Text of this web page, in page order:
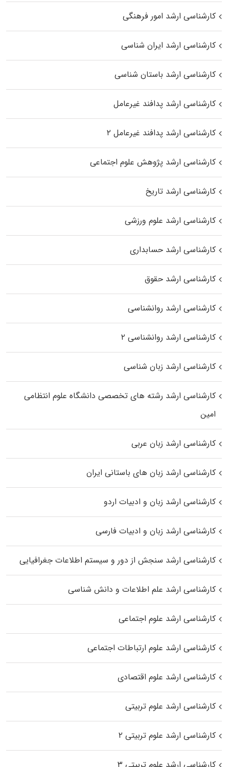
کارشناسی ارشد امور فرهنگی
کارشناسی ارشد ایران شناسی
کارشناسی ارشد باستان شناسی
کارشناسی ارشد پدافند غیرعامل
کارشناسی ارشد پدافند غیرعامل ۲
کارشناسی ارشد پژوهش علوم اجتماعی
کارشناسی ارشد تاریخ
کارشناسی ارشد علوم ورزشی
کارشناسی ارشد حسابداری
کارشناسی ارشد حقوق
کارشناسی ارشد روانشناسی
کارشناسی ارشد روانشناسی ۲
کارشناسی ارشد زبان شناسی
کارشناسی ارشد رﺷﺘﻪ ﻫﺎی تخصصی داﻧﺸﮕﺎه ﻋﻠﻮم انتظامی
اﻣﻴﻦ
کارشناسی ارشد زبان عربی
کارشناسی ارشد زبان‌ های باستانی ایران
کارشناسی ارشد زبان و ادبیات اردو
کارشناسی ارشد زبان و ادبیات فارسی
کارشناسی ارشد سنجش از دور و سیستم اطلاعات جغرافیایی
کارشناسی ارشد علم اطلاعات و دانش شناسی
کارشناسی ارشد علوم اجتماعی
کارشناسی ارشد علوم ارتباطات اجتماعی
کارشناسی ارشد علوم اقتصادی
کارشناسی ارشد علوم تربیتی
کارشناسی ارشد علوم تربیتی ۲